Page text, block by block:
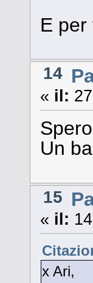
E
14
« il:
Un
15
« il:
x Ari,